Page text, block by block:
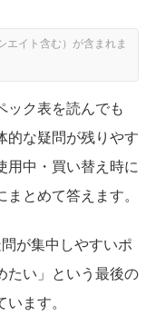
ック表を読んでも
的な疑問が残りやす
用中・買い替え時に
とめて答えます。
が集中しやすいポ
たい」という最後の
ます。